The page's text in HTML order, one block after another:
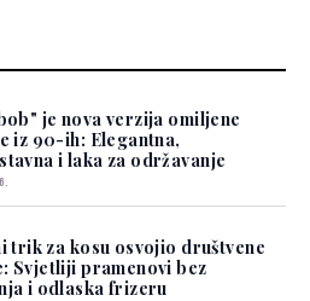
je nova verzija omiljene
iz 90-ih: Elegantna,
i laka za održavanje
trik za kosu osvojio društvene
Svjetliji pramenovi bez
i odlaska frizeru